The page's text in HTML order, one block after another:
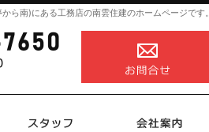
ら南)にある工務店の南雲住建のホームページです。
0258-82-7650
営業時間
8:00～18:00
定休日
不定休